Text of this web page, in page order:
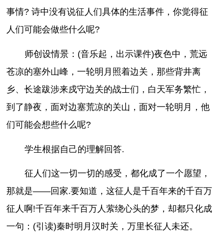
事情? 诗中没有说征人们具体的生活事件，你觉得征
人们可能会做些什么呢?
师创设情景：(音乐起，出示课件)夜色中，荒远
苍凉的塞外山峰，一轮明月照着边关，那些背井离
乡、长途跋涉来戍守边关的战士们，白天军务繁忙，
到了静夜，面对边塞荒凉的关山，面对一轮明月，他
们可能会想些什么呢?
学生根据自己的理解回答.
征人们这一切一切的感受，都化成了一个愿望，
那就是——回家.要知道，这征人是千百年来的千百万
征人啊!千百年来千百万人萦绕心头的梦，却都只化成
一句：(引读)秦时明月汉时关，万里长征人未还。